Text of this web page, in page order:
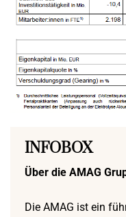
INFOBOX
Über die AMAG
Die AMAG ist ein